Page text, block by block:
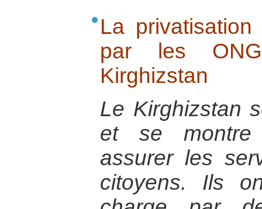
La
par les
Kirghizstan
Le Kirghizstan
et se montre
assurer les
citoyens. Ils